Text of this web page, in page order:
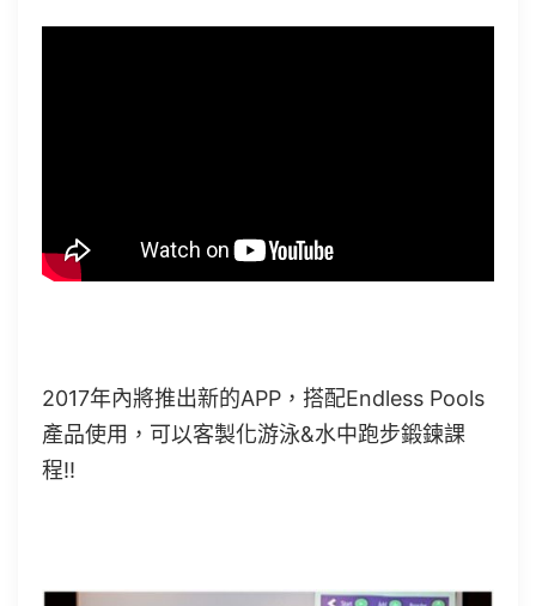
2017年內將推出新的APP，搭配Endless Pools
產品使用，可以客製化游泳&水中跑步鍛鍊課
程!!